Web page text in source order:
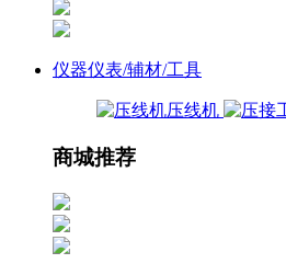
仪器仪表/辅材/工具
压线机
商城推荐